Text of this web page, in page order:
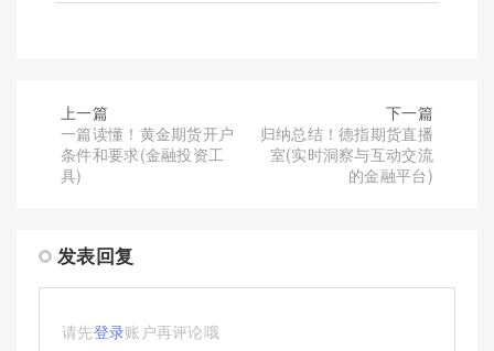
上一篇
一篇读懂！黄金期货开户
条件和要求(金融投资工
具)
下一篇
归纳总结！德指期货直播
室(实时洞察与互动交流
的金融平台)
发表回复
请先登录账户再评论哦